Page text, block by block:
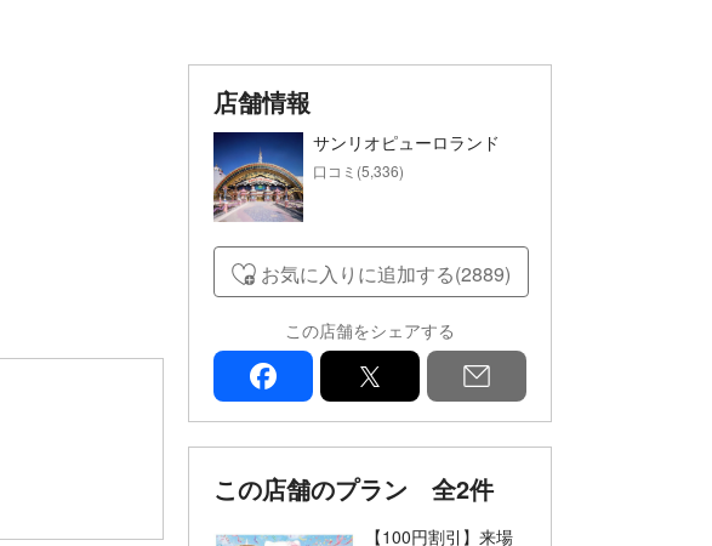
店舗情報
サンリオピューロランド
口コミ(5,336)
お気に入りに追加する(2889)
この店舗をシェアする
facebook
この店舗のプラン 全2件
【100円割引】来場